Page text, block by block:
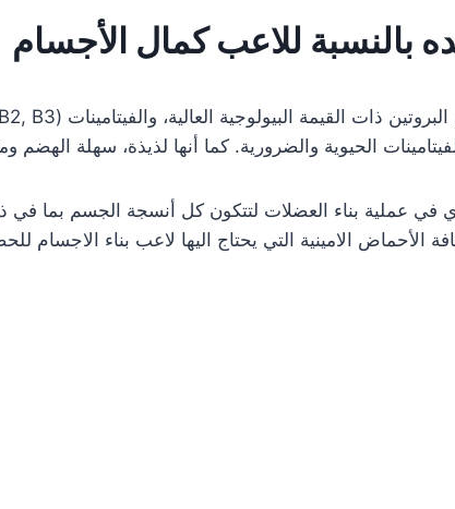
بالنسبة للاعب كمال الأجسام
في عملية بناء العضلات لتتكون كل أنسجة الجسم بما
الأحماض الامينية التي يحتاج اليها لاعب بناء الاجسام